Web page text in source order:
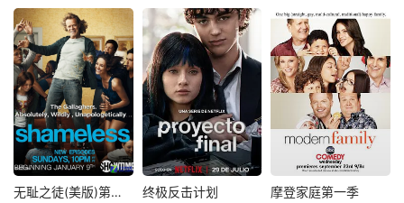
无耻之徒(美版)第一季 终极反击计划 摩登家庭第一季